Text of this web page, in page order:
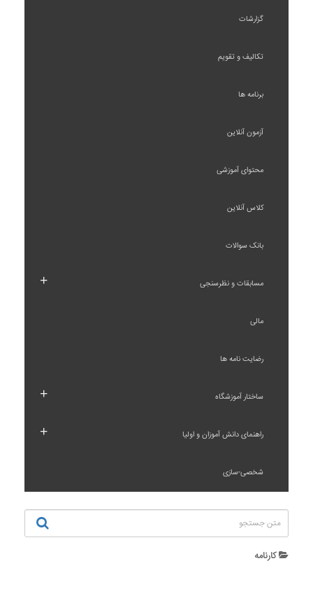
گزارشات
تکالیف و تقویم
برنامه ها
آزمون آنلاین
محتوای آموزشی
کلاس آنلاین
بانک سوالات
مسابقات و نظرسنجی +
مالی
رضایت نامه ها
ساختار آموزشگاه +
راهنمای دانش آموزان و اولیا +
شخصی-سازی
کارنامه